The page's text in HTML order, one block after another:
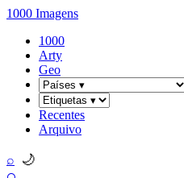
1000 Imagens
1000
Arty
Geo
Recentes
Arquivo
⌕ 🌙